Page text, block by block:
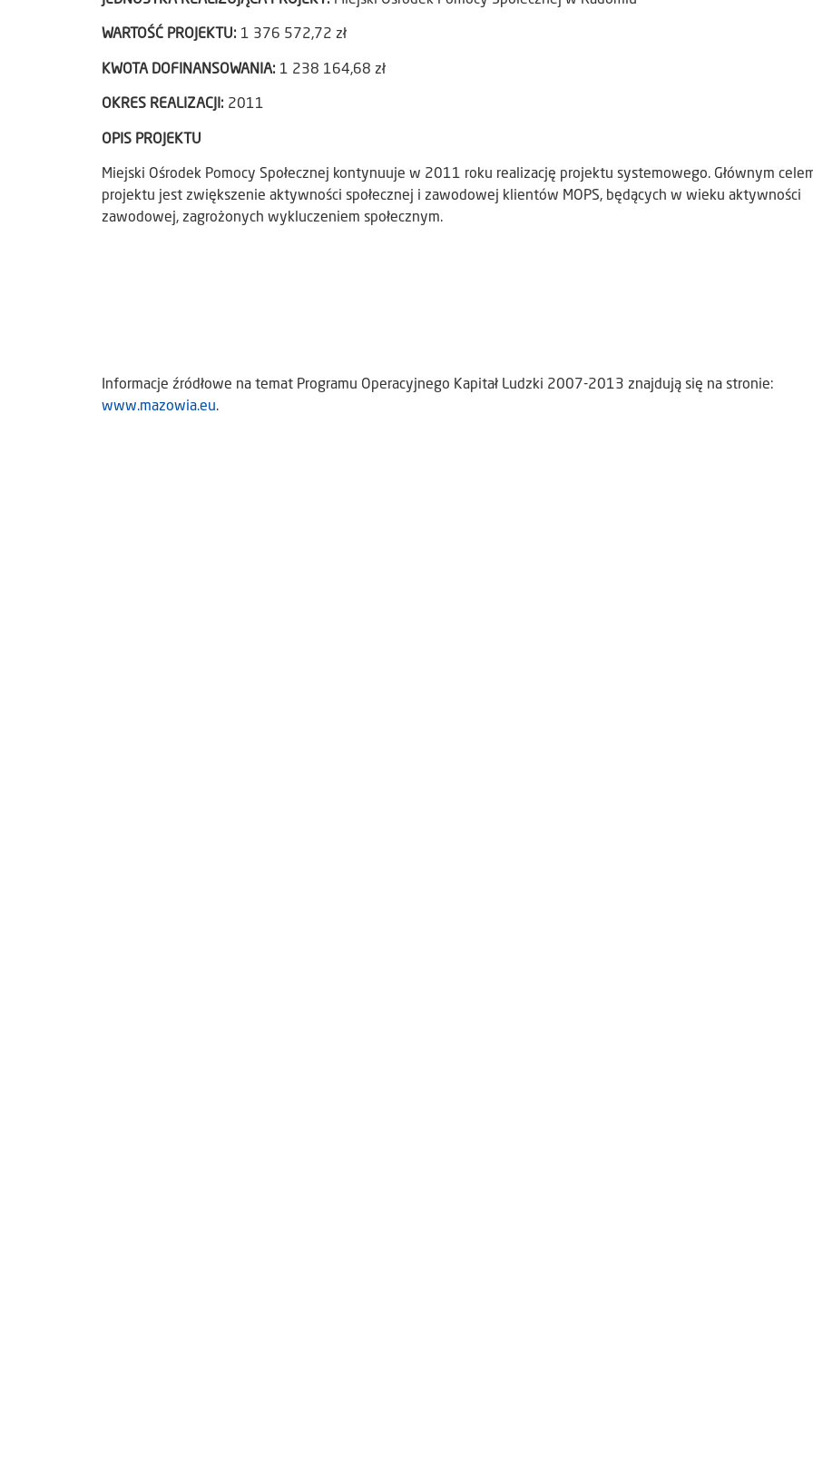
WARTOŚĆ PROJEKTU: 1 376 572,72 zł
KWOTA DOFINANSOWANIA: 1 238 164,68 zł
OKRES REALIZACJI: 2011
OPIS PROJEKTU
Miejski Ośrodek Pomocy Społecznej kontynuuje w 2011 roku realizację projektu systemowego. Głównym
projektu jest zwiększenie aktywności społecznej i zawodowej klientów MOPS, będących w wieku aktywności
zawodowej, zagrożonych wykluczeniem społecznym.
Informacje źródłowe na temat Programu Operacyjnego Kapitał Ludzki 2007-2013 znajdują się na stronie:
www.mazowia.eu.